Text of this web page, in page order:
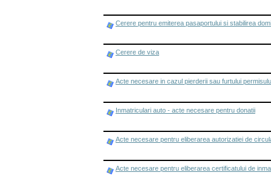
Cerere pentru emiterea pasaportului si stabilirea
Cerere de viza
Acte necesare in cazul pierderii sau furtului
Inmatriculari auto - acte necesare pentru donatii
Acte necesare pentru eliberarea autorizatiei de
Acte necesare pentru eliberarea certificatului de